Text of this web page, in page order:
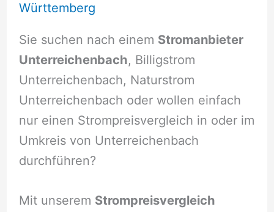
Württemberg
Sie suchen nach einem Stromanbieter
Unterreichenbach, Billigstrom
Unterreichenbach, Naturstrom
Unterreichenbach oder wollen einfach
nur einen Strompreisvergleich in oder im
Umkreis von Unterreichenbach
durchführen?
Mit unserem Strompreisvergleich